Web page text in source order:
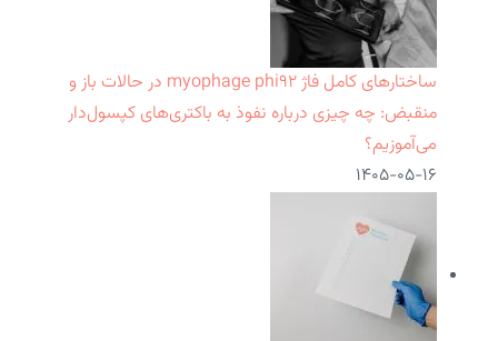
ساختارهای کامل فاژ myophage phi۹۲ در حالات باز و
منقبض: چه چیزی درباره نفوذ به باکتری‌های کپسول‌دار
می‌آموزیم؟
۱۴۰۵-۰۵-۱۶